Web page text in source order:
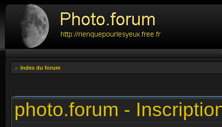
Index du forum
photo.forum -